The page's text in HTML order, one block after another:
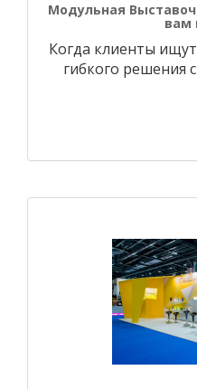
Модульная
вам
Когда клиенты
гибкого решения